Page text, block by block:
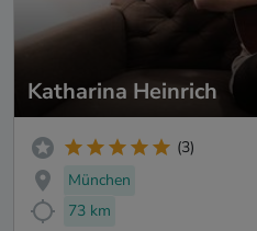
Katharina Heinrich
(3)
München
73 km